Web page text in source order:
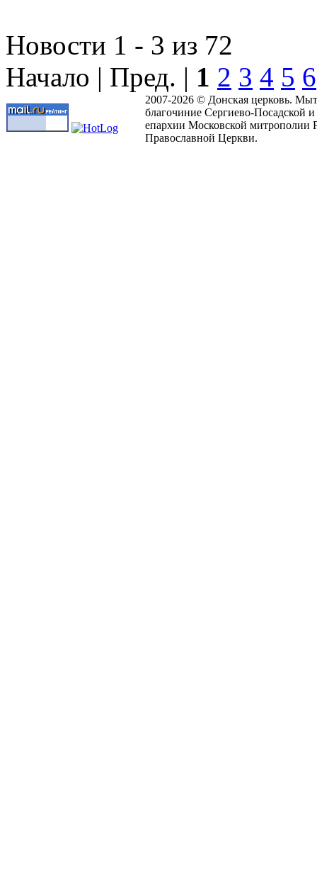
Новости 1 - 3 из 72
Начало | Пред. | 1 2 3 4 5 6
2007-2026 © Донская церковь.
благочиние Сергиево-Посадской
епархии Московской митрополии
Православной Церкви.